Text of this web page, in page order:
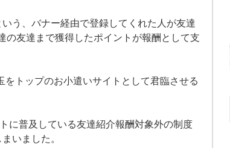
う、バナー経由で登録してくれた人が友達
友達まで獲得したポイントが報酬として支
トップのお小遣いサイトとして君臨させる
に普及している友達紹介報酬対象外の制度
いました。